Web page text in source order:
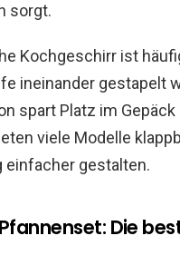
sorgt.
Kochgeschirr ist
ineinander gestapelt
spart Platz im
viele Modelle
einfacher gestalten.
Die